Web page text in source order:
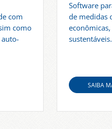
com
como
Software
de medidas
sustentáveis.
SAIBA